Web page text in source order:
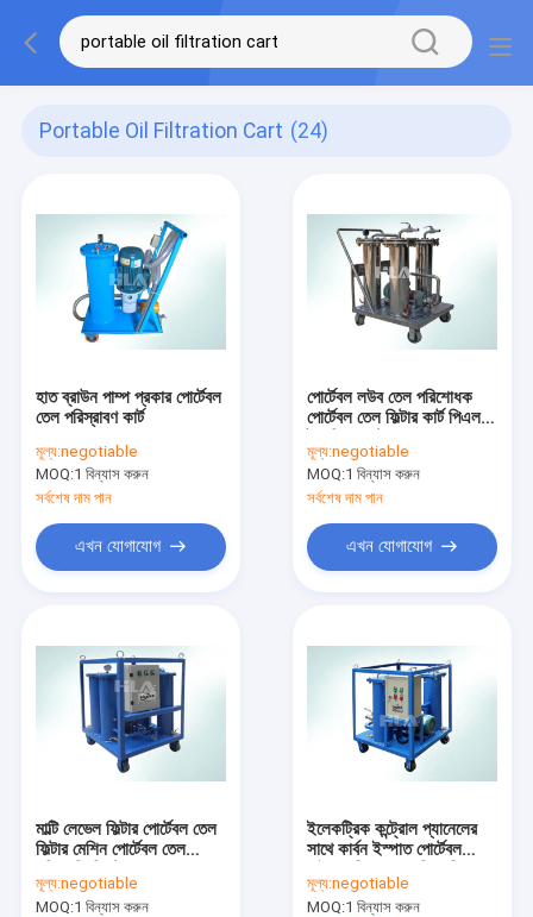
Portable Oil Filtration Cart (24)
হাত ব্রাউন পাম্প প্রকার পোর্টেবল
তেল পরিস্রাবণ কার্ট
মূল্য:negotiable
MOQ:1 বিন্যাস করুন
সর্বশেষ দাম পান
এখন যোগাযোগ
পোর্টেবল লউব তেল পরিশোধক
পোর্টেবল তেল ফিল্টার কার্ট পিএলসি
মূল্য:negotiable
MOQ:1 বিন্যাস করুন
সর্বশেষ দাম পান
এখন যোগাযোগ
মাল্টি লেভেল ফিল্টার পোর্টেবল তেল
ফিল্টার মেশিন পোর্টেবল তেল
মূল্য:negotiable
MOQ:1 বিন্যাস করুন
ইলেকট্রিক কন্ট্রোল প্যানেলের
সাথে কার্বন ইস্পাত পোর্টেবল
ইউনিট
মূল্য:negotiable
MOQ:1 বিন্যাস করুন